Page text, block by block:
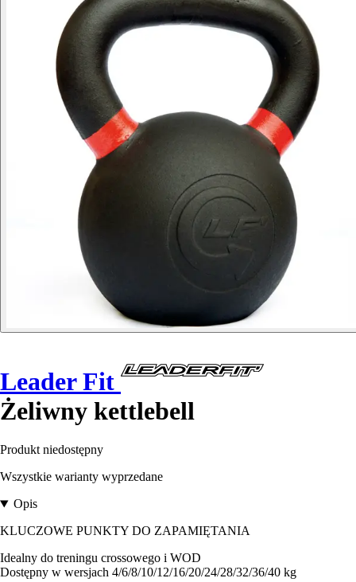
Leader Fit
Żeliwny kettlebell
Produkt niedostępny
Wszystkie warianty wyprzedane
Opis
KLUCZOWE PUNKTY DO ZAPAMIĘTANIA
Idealny do treningu crossowego i WOD
Dostępny w wersjach 4/6/8/10/12/16/20/24/28/32/36/40 kg